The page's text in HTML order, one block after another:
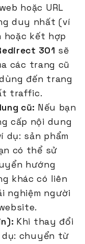
hoặc URL
duy nhất (ví
hoặc kết hợp
301 sẽ
các trang cũ
đến trang
traffic.
cũ: Nếu bạn
cấp nội dung
dụ: sản phẩm
có thể sử
hướng
khác có liên
nghiệm người
Khi thay đổi
dụ: chuyển từ